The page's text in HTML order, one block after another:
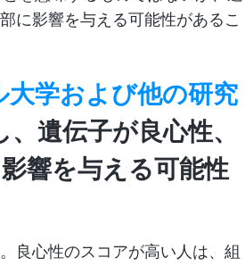
に影響を与える可能性があるこ
大学および他の研究
遺伝子が良心性、
響を与える可能性
良心性のスコアが高い人は、組